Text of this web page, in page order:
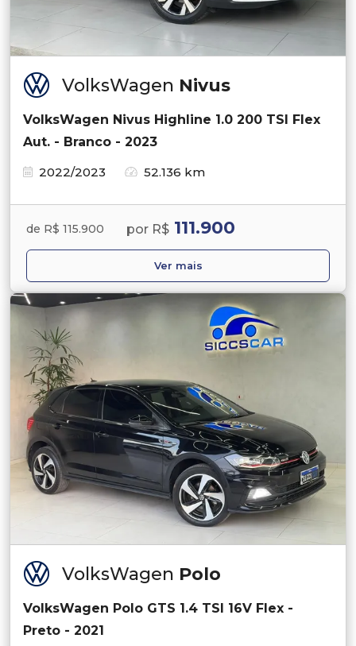
VolksWagen Nivus
VolksWagen Nivus Highline 1.0 200 TSI Flex
Aut. - Branco - 2023
2022/2023
52.136 km
de R$ 115.900 por R$ 111.900
Ver mais
VolksWagen Polo
VolksWagen Polo GTS 1.4 TSI 16V Flex -
Preto - 2021